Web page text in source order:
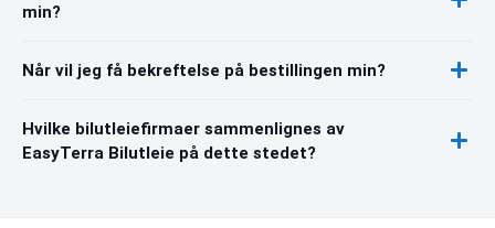
min?
Når vil jeg få bekreftelse på bestillingen min?
Hvilke bilutleiefirmaer sammenlignes av
EasyTerra Bilutleie på dette stedet?